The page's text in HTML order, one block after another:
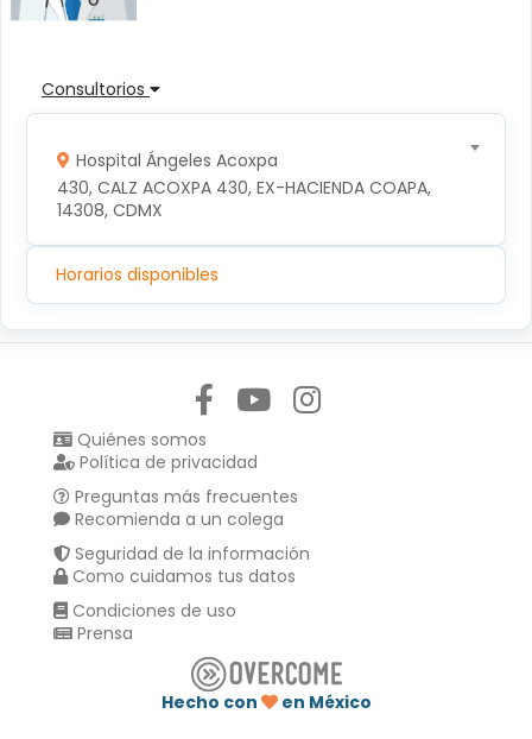
Consultorios
Hospital Ángeles Acoxpa
430, CALZ ACOXPA 430, EX-HACIENDA COAPA,
14308, CDMX
Horarios disponibles
Quiénes somos
Política de privacidad
Preguntas más frecuentes
Recomienda a un colega
Seguridad de la información
Como cuidamos tus datos
Condiciones de uso
Prensa
Hecho con
en México